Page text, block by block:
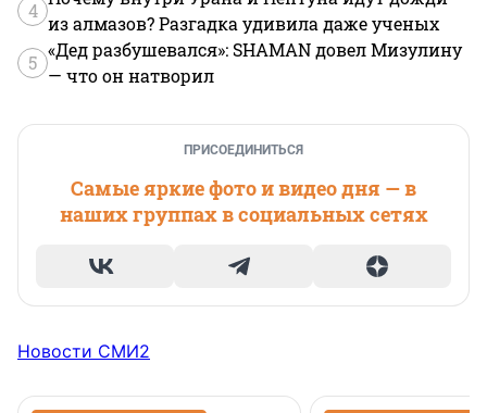
4
из алмазов? Разгадка удивила даже ученых
5
«Дед разбушевался»: SHAMAN довел Мизулину
— что он натворил
ПРИСОЕДИНИТЬСЯ
Самые яркие фото и видео дня — в
наших группах в социальных сетях
Новости СМИ2